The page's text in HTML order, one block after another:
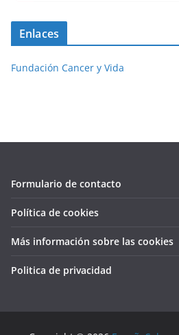
Enlaces
Fundación Cancer y Vida
Formulario de contacto
Política de cookies
Más información sobre las cookies
Politica de privacidad